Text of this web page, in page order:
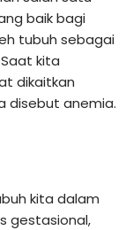
baik bagi
tubuh sebagai
kita
dikaitkan
disebut anemia.
kita dalam
gestasional,